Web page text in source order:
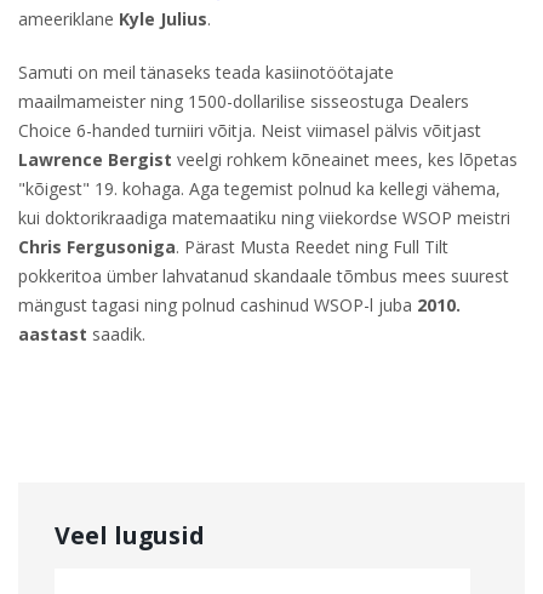
ameeriklane Kyle Julius.
Samuti on meil tänaseks teada kasiinotöötajate
maailmameister ning 1500-dollarilise sisseostuga Dealers
Choice 6-handed turniiri võitja. Neist viimasel pälvis võitjast
Lawrence Bergist veelgi rohkem kõneainet mees, kes lõpetas
"kõigest" 19. kohaga. Aga tegemist polnud ka kellegi vähema,
kui doktorikraadiga matemaatiku ning viiekordse WSOP meistri
Chris Fergusoniga. Pärast Musta Reedet ning Full Tilt
pokkeritoa ümber lahvatanud skandaale tõmbus mees suurest
mängust tagasi ning polnud cashinud WSOP-l juba 2010.
aastast saadik.
Veel lugusid